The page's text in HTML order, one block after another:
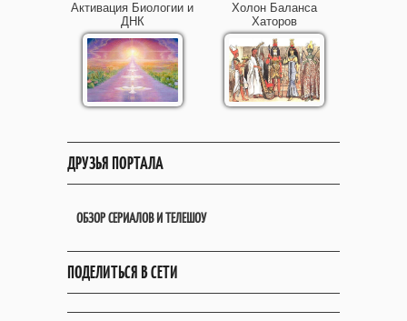
Активация Биологии и
ДНК
Холон Баланса
Хаторов
ДРУЗЬЯ ПОРТАЛА
ОБЗОР СЕРИАЛОВ И ТЕЛЕШОУ
ПОДЕЛИТЬСЯ В СЕТИ